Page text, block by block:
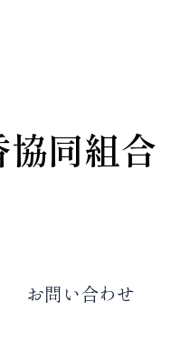
同組合
お問い合わせ